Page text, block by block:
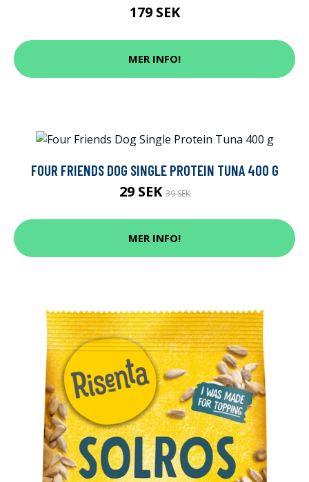
179 SEK
MER INFO!
FOUR FRIENDS DOG SINGLE PROTEIN TUNA 400 G
29 SEK39 SEK
MER INFO!